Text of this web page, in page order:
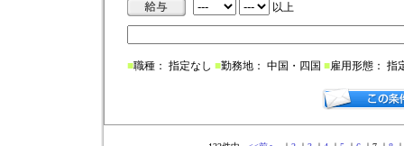
以上
■職種： 指定なし ■勤務地： 中国・四国 ■雇用形態： 指